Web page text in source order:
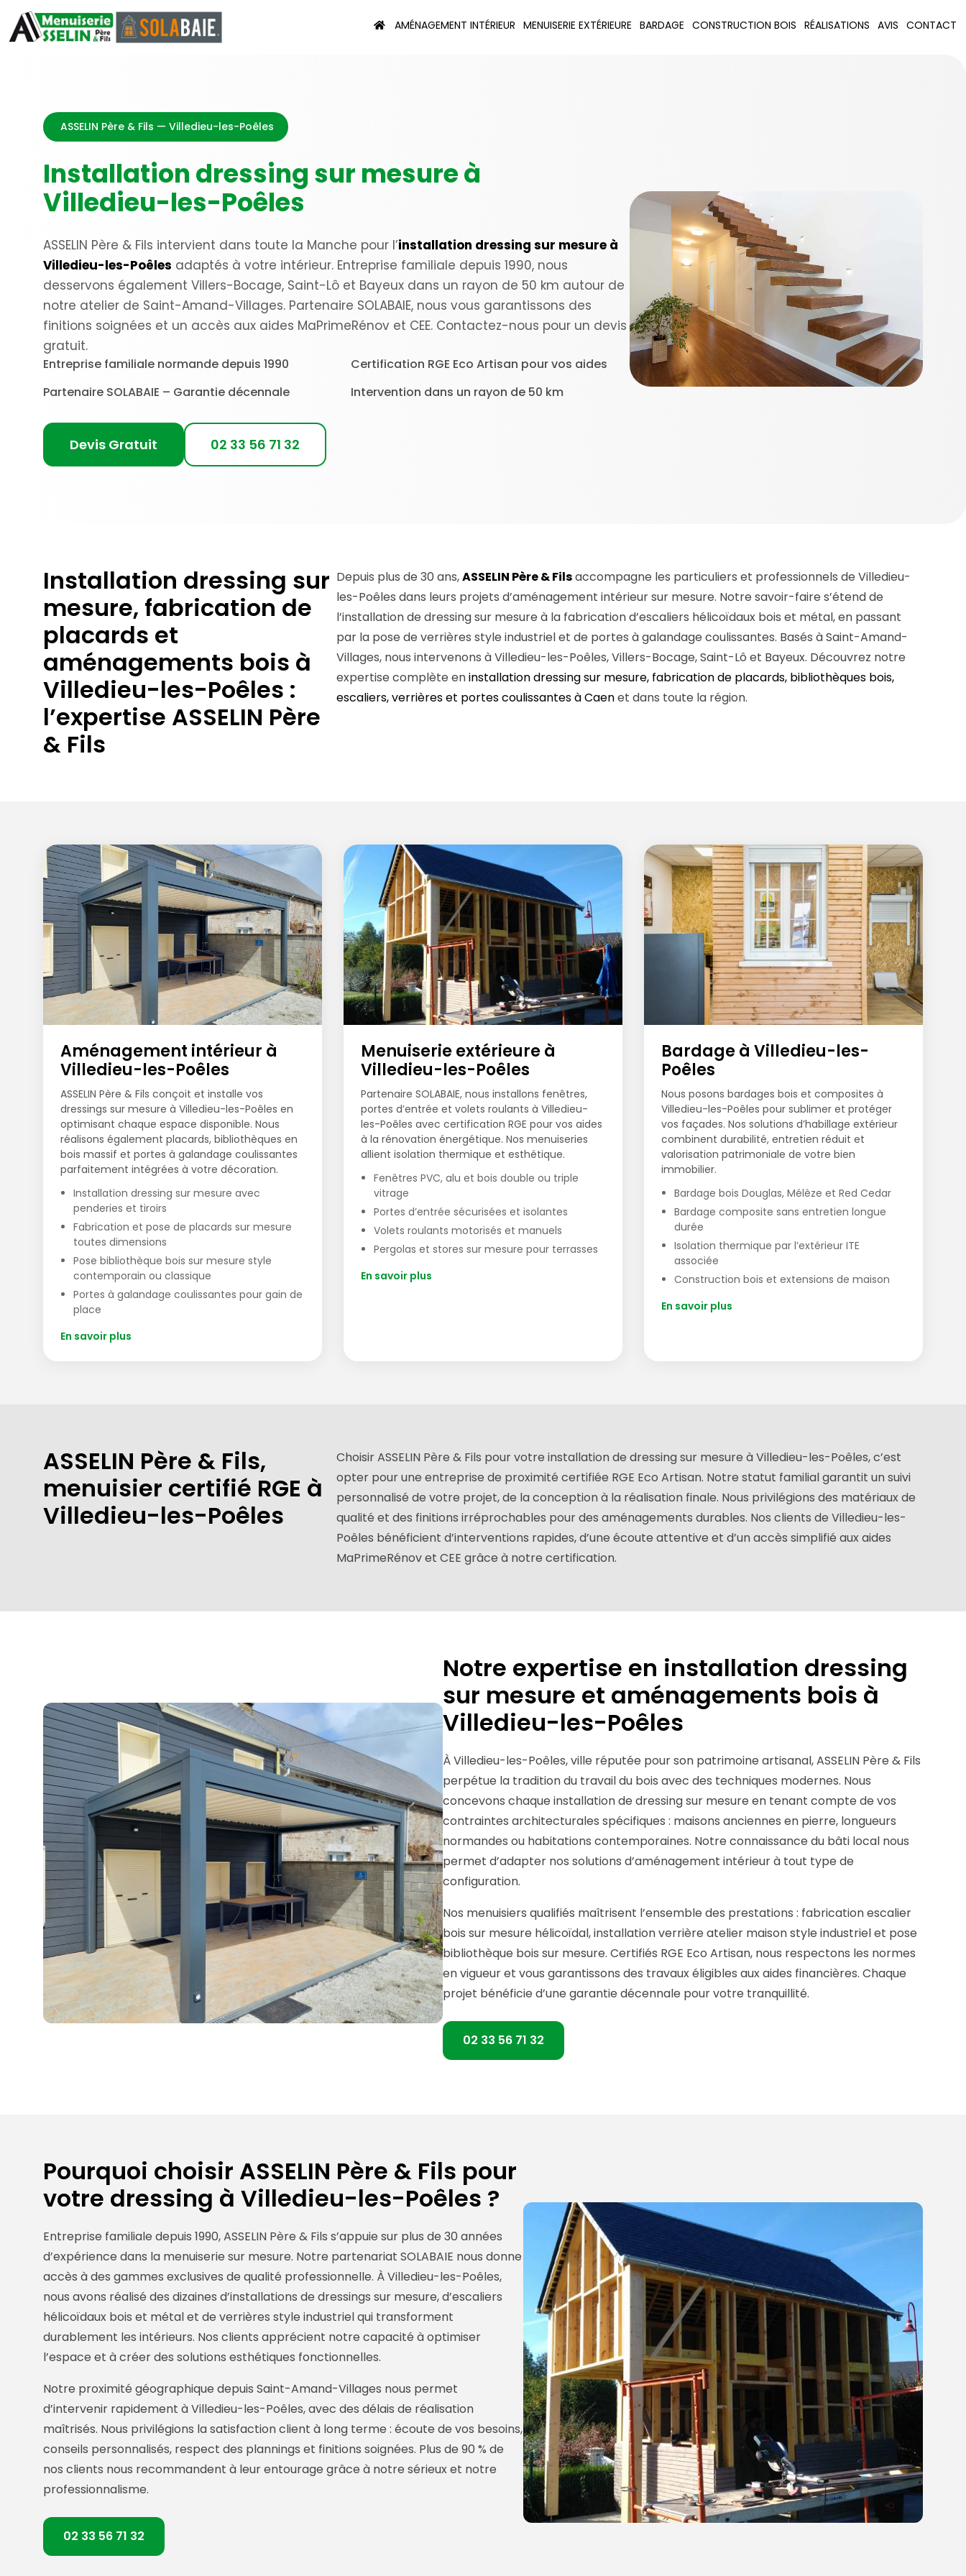
AMÉNAGEMENT INTÉRIEUR MENUISERIE EXTÉRIEURE BARDAGE CONSTRUCTION BOIS RÉALISATIONS AVIS CONTACT
ASSELIN Père & Fils — Villedieu-les-Poêles
Installation dressing sur mesure à
Villedieu-les-Poêles
ASSELIN Père & Fils intervient dans toute la Manche pour l’installation dressing sur mesure à
Villedieu-les-Poêles adaptés à votre intérieur. Entreprise familiale depuis 1990, nous
desservons également Villers-Bocage, Saint-Lô et Bayeux dans un rayon de 50 km autour de
notre atelier de Saint-Amand-Villages. Partenaire SOLABAIE, nous vous garantissons des
finitions soignées et un accès aux aides MaPrimeRénov et CEE. Contactez-nous pour un devis
gratuit.
Entreprise familiale normande depuis 1990
Certification RGE Eco Artisan pour vos aides
Partenaire SOLABAIE – Garantie décennale
Intervention dans un rayon de 50 km
Devis Gratuit 02 33 56 71 32
Installation dressing sur
mesure, fabrication de
placards et
aménagements bois à
Villedieu-les-Poêles :
l’expertise ASSELIN Père
& Fils
Depuis plus de 30 ans,ASSELIN Père & Filsaccompagne les particuliers et professionnels de Villedieu-
les-Poêles dans leurs projets d’aménagement intérieur sur mesure. Notre savoir-faire s’étend de
l’installation de dressing sur mesure à la fabrication d’escaliers hélicoïdaux bois et métal, en passant
par la pose de verrières style industriel et de portes à galandage coulissantes. Basés à Saint-Amand-
Villages, nous intervenons à Villedieu-les-Poêles, Villers-Bocage, Saint-Lô et Bayeux. Découvrez notre
expertise complète eninstallation dressing sur mesure, fabrication de placards, bibliothèques bois,
escaliers, verrières et portes coulissantes à Caenet dans toute la région.
Aménagement intérieur à
Villedieu-les-Poêles
ASSELIN Père & Fils conçoit et installe vos
dressings sur mesure à Villedieu-les-Poêles en
optimisant chaque espace disponible. Nous
réalisons également placards, bibliothèques en
bois massif et portes à galandage coulissantes
parfaitement intégrées à votre décoration.
Installation dressing sur mesure avec
penderies et tiroirs
Fabrication et pose de placards sur mesure
toutes dimensions
Pose bibliothèque bois sur mesure style
contemporain ou classique
Portes à galandage coulissantes pour gain de
place
En savoir plus
Menuiserie extérieure à
Villedieu-les-Poêles
Partenaire SOLABAIE, nous installons fenêtres,
portes d’entrée et volets roulants à Villedieu-
les-Poêles avec certification RGE pour vos aides
à la rénovation énergétique. Nos menuiseries
allient isolation thermique et esthétique.
Fenêtres PVC, alu et bois double ou triple
vitrage
Portes d’entrée sécurisées et isolantes
Volets roulants motorisés et manuels
Pergolas et stores sur mesure pour terrasses
En savoir plus
Bardage à Villedieu-les-
Poêles
Nous posons bardages bois et composites à
Villedieu-les-Poêles pour sublimer et protéger
vos façades. Nos solutions d’habillage extérieur
combinent durabilité, entretien réduit et
valorisation patrimoniale de votre bien
immobilier.
Bardage bois Douglas, Mélèze et Red Cedar
Bardage composite sans entretien longue
durée
Isolation thermique par l’extérieur ITE
associée
Construction bois et extensions de maison
En savoir plus
ASSELIN Père & Fils,
menuisier certifié RGE à
Villedieu-les-Poêles
Choisir ASSELIN Père & Fils pour votre installation de dressing sur mesure à Villedieu-les-Poêles, c’est
opter pour une entreprise de proximité certifiée RGE Eco Artisan. Notre statut familial garantit un suivi
personnalisé de votre projet, de la conception à la réalisation finale. Nous privilégions des matériaux de
qualité et des finitions irréprochables pour des aménagements durables. Nos clients de Villedieu-les-
Poêles bénéficient d’interventions rapides, d’une écoute attentive et d’un accès simplifié aux aides
MaPrimeRénov et CEE grâce à notre certification.
Notre expertise en installation dressing
sur mesure et aménagements bois à
Villedieu-les-Poêles
À Villedieu-les-Poêles, ville réputée pour son patrimoine artisanal, ASSELIN Père & Fils
perpétue la tradition du travail du bois avec des techniques modernes. Nous
concevons chaque installation de dressing sur mesure en tenant compte de vos
contraintes architecturales spécifiques : maisons anciennes en pierre, longueurs
normandes ou habitations contemporaines. Notre connaissance du bâti local nous
permet d’adapter nos solutions d’aménagement intérieur à tout type de
configuration.
Nos menuisiers qualifiés maîtrisent l’ensemble des prestations : fabrication escalier
bois sur mesure hélicoïdal, installation verrière atelier maison style industriel et pose
bibliothèque bois sur mesure. Certifiés RGE Eco Artisan, nous respectons les normes
en vigueur et vous garantissons des travaux éligibles aux aides financières. Chaque
projet bénéficie d’une garantie décennale pour votre tranquillité.
02 33 56 71 32
Pourquoi choisir ASSELIN Père & Fils pour
votre dressing à Villedieu-les-Poêles ?
Entreprise familiale depuis 1990, ASSELIN Père & Fils s’appuie sur plus de 30 années
d’expérience dans la menuiserie sur mesure. Notre partenariat SOLABAIE nous donne
accès à des gammes exclusives de qualité professionnelle. À Villedieu-les-Poêles,
nous avons réalisé des dizaines d’installations de dressings sur mesure, d’escaliers
hélicoïdaux bois et métal et de verrières style industriel qui transforment
durablement les intérieurs. Nos clients apprécient notre capacité à optimiser
l’espace et à créer des solutions esthétiques fonctionnelles.
Notre proximité géographique depuis Saint-Amand-Villages nous permet
d’intervenir rapidement à Villedieu-les-Poêles, avec des délais de réalisation
maîtrisés. Nous privilégions la satisfaction client à long terme : écoute de vos besoins,
conseils personnalisés, respect des plannings et finitions soignées. Plus de 90 % de
nos clients nous recommandent à leur entourage grâce à notre sérieux et notre
professionnalisme.
02 33 56 71 32